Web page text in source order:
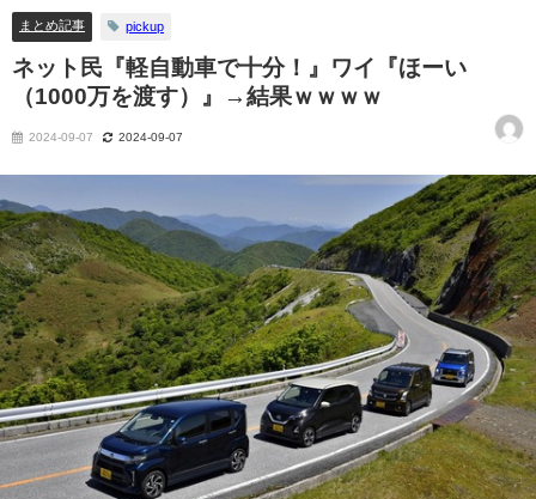
まとめ記事 pickup
ネット民『軽自動車で十分！』ワイ『ほーい
（1000万を渡す）』→結果ｗｗｗｗ
2024-09-07 2024-09-07